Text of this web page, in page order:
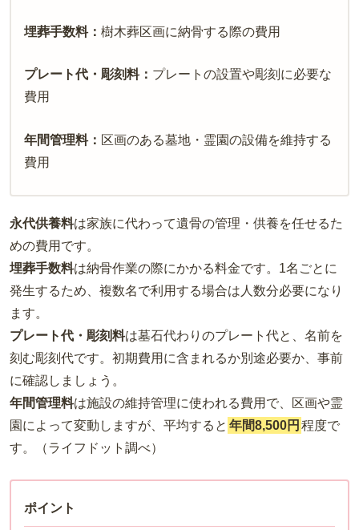
埋葬手数料： 樹木葬区画に納骨する際の費用
プレート代・彫刻料： プレートの設置や彫刻に必要な
費用
年間管理料： 区画のある墓地・霊園の設備を維持する
費用
永代供養料は家族に代わって遺骨の管理・供養を任せるた
めの費用です。
埋葬手数料は納骨作業の際にかかる料金です。1名ごとに
発生するため、複数名で利用する場合は人数分必要になり
ます。
プレート代・彫刻料は墓石代わりのプレート代と、名前を
刻む彫刻代です。初期費用に含まれるか別途必要か、事前
に確認しましょう。
年間管理料は施設の維持管理に使われる費用で、区画や霊
園によって変動しますが、平均すると 年間8,500円 程度で
す。（ライフドット調べ）
ポイント